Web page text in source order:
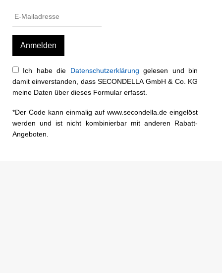
Ich habe die Datenschutzerklärung gelesen und bin
damit einverstanden, dass SECONDELLA GmbH & Co. KG
meine Daten über dieses Formular erfasst.
*Der Code kann einmalig auf www.secondella.de eingelöst
werden und ist nicht kombinierbar mit anderen Rabatt-
Angeboten.